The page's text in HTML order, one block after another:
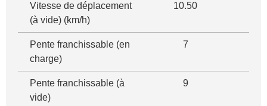
Vitesse de déplacement
(à vide) (km/h)
10.50
Pente franchissable (en
charge)
7
Pente franchissable (à
vide)
9